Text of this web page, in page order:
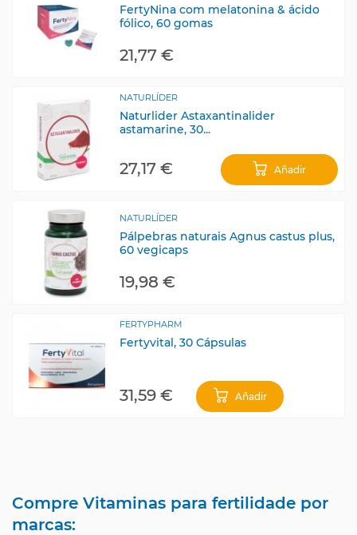
FertyNina com melatonina & ácido
fólico, 60 gomas
21,77 €
NATURLÍDER
Naturlider Astaxantinalider
astamarine, 30...
27,17 € Añadir
NATURLÍDER
Pálpebras naturais Agnus castus plus,
60 vegicaps
19,98 €
FERTYPHARM
Fertyvital, 30 Cápsulas
31,59 € Añadir
Compre Vitaminas para fertilidade por
marcas: